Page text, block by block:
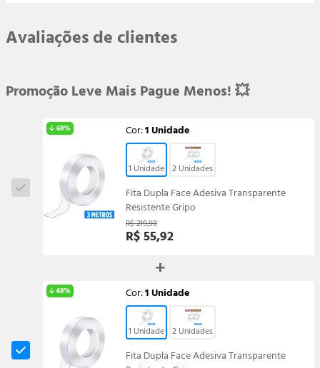
Avaliações de clientes
Promoção Leve Mais Pague Menos! 💥
68% Cor:1 Unidade
1 Unidade 2 Unidades
Fita Dupla Face Adesiva Transparente
Resistente Gripo
R$ 219,90
R$ 55,92
68% Cor:1 Unidade
1 Unidade 2 Unidades
Fita Dupla Face Adesiva Transparente